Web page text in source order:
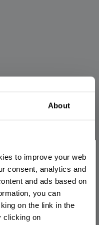
About
to improve your web
consent, analytics and
and ads based on
you can
on the link in the
clicking on
×
ritardo. ..